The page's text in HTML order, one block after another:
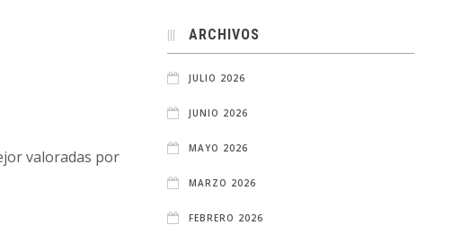
valoradas por
ARCHIVOS
JULIO 2026
JUNIO 2026
MAYO 2026
MARZO 2026
FEBRERO 2026